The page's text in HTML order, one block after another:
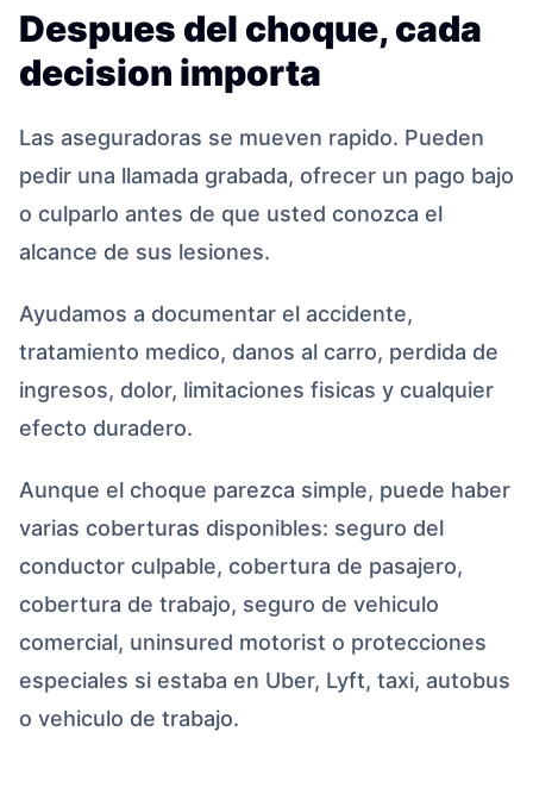
Despues del choque, cada
decision importa
Las aseguradoras se mueven rapido. Pueden
pedir una llamada grabada, ofrecer un pago bajo
o culparlo antes de que usted conozca el
alcance de sus lesiones.
Ayudamos a documentar el accidente,
tratamiento medico, danos al carro, perdida de
ingresos, dolor, limitaciones fisicas y cualquier
efecto duradero.
Aunque el choque parezca simple, puede haber
varias coberturas disponibles: seguro del
conductor culpable, cobertura de pasajero,
cobertura de trabajo, seguro de vehiculo
comercial, uninsured motorist o protecciones
especiales si estaba en Uber, Lyft, taxi, autobus
o vehiculo de trabajo.